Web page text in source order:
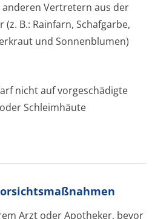
Vertretern aus der
B.: Rainfarn, Schafgarbe,
und Sonnenblumen)
nicht auf vorgeschädigte
Schleimhäute
Arzt oder Apotheker, bevor